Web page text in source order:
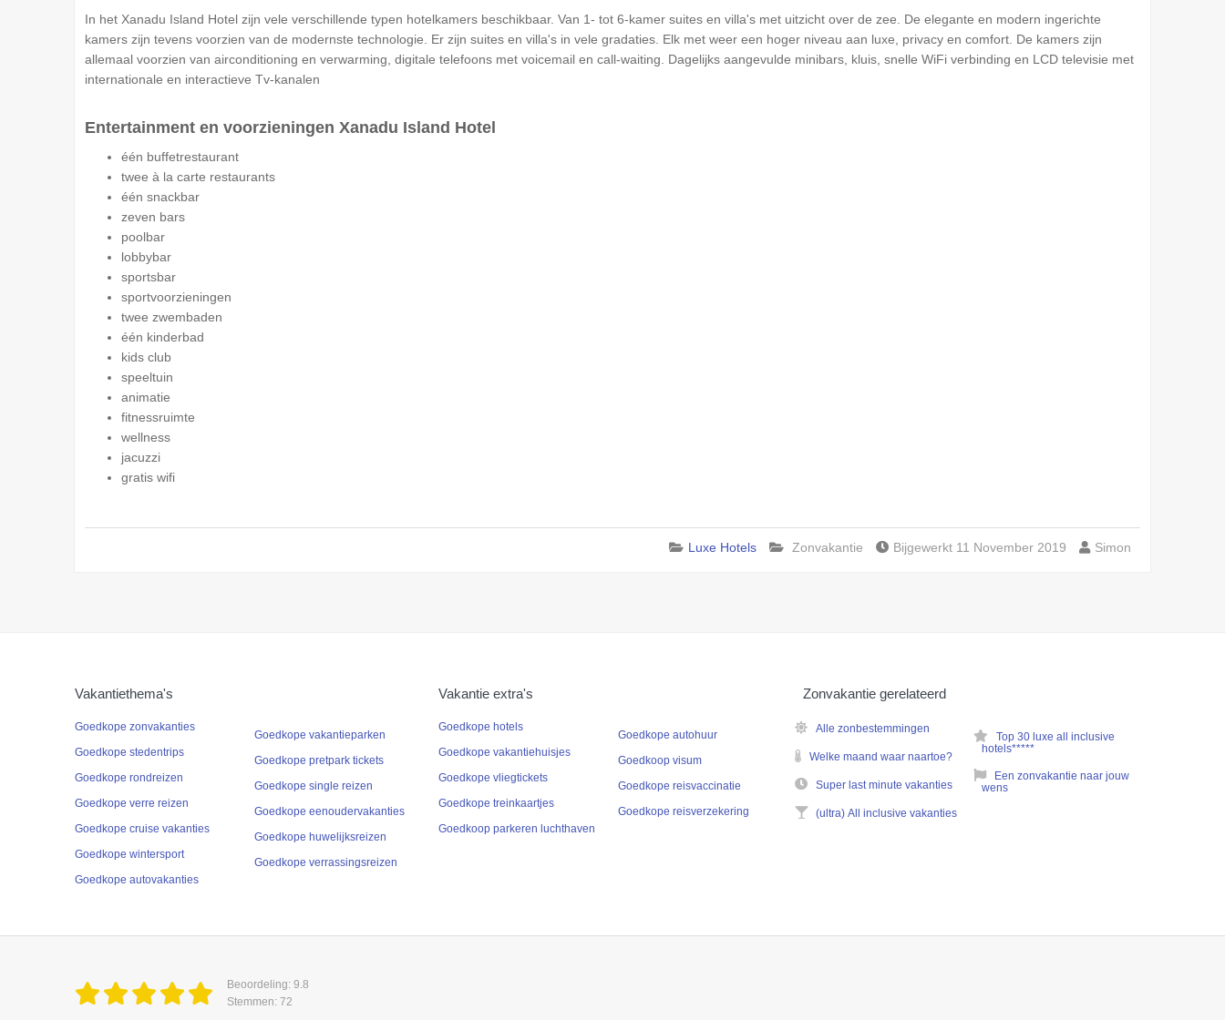
In het Xanadu Island Hotel zijn vele verschillende typen hotelkamers beschikbaar. Van 1- tot 6-kamer suites en villa's met uitzicht over de zee. De elegante en modern ingerichte
kamers zijn tevens voorzien van de modernste technologie. Er zijn suites en villa's in vele gradaties. Elk met weer een hoger niveau aan luxe, privacy en comfort. De kamers zijn
allemaal voorzien van airconditioning en verwarming, digitale telefoons met voicemail en call-waiting. Dagelijks aangevulde minibars, kluis, snelle WiFi verbinding en LCD televisie met
internationale en interactieve Tv-kanalen
Entertainment en voorzieningen Xanadu Island Hotel
één buffetrestaurant
twee à la carte restaurants
één snackbar
zeven bars
poolbar
lobbybar
sportsbar
sportvoorzieningen
twee zwembaden
één kinderbad
kids club
speeltuin
animatie
fitnessruimte
wellness
jacuzzi
gratis wifi
Luxe Hotels Zonvakantie Bijgewerkt 11 November 2019 Simon
Vakantiethema's
Goedkope zonvakanties
Goedkope stedentrips
Goedkope rondreizen
Goedkope verre reizen
Goedkope cruise vakanties
Goedkope wintersport
Goedkope autovakanties
Goedkope vakantieparken
Goedkope pretpark tickets
Goedkope single reizen
Goedkope eenoudervakanties
Goedkope huwelijksreizen
Goedkope verrassingsreizen
Vakantie extra's
Goedkope hotels
Goedkope vakantiehuisjes
Goedkope vliegtickets
Goedkope treinkaartjes
Goedkoop parkeren luchthaven
Goedkope autohuur
Goedkoop visum
Goedkope reisvaccinatie
Goedkope reisverzekering
Zonvakantie gerelateerd
Alle zonbestemmingen
Welke maand waar naartoe?
Super last minute vakanties
(ultra) All inclusive vakanties
Top 30 luxe all inclusive
hotels*****
Een zonvakantie naar jouw
wens
Beoordeling: 9.8
Stemmen: 72